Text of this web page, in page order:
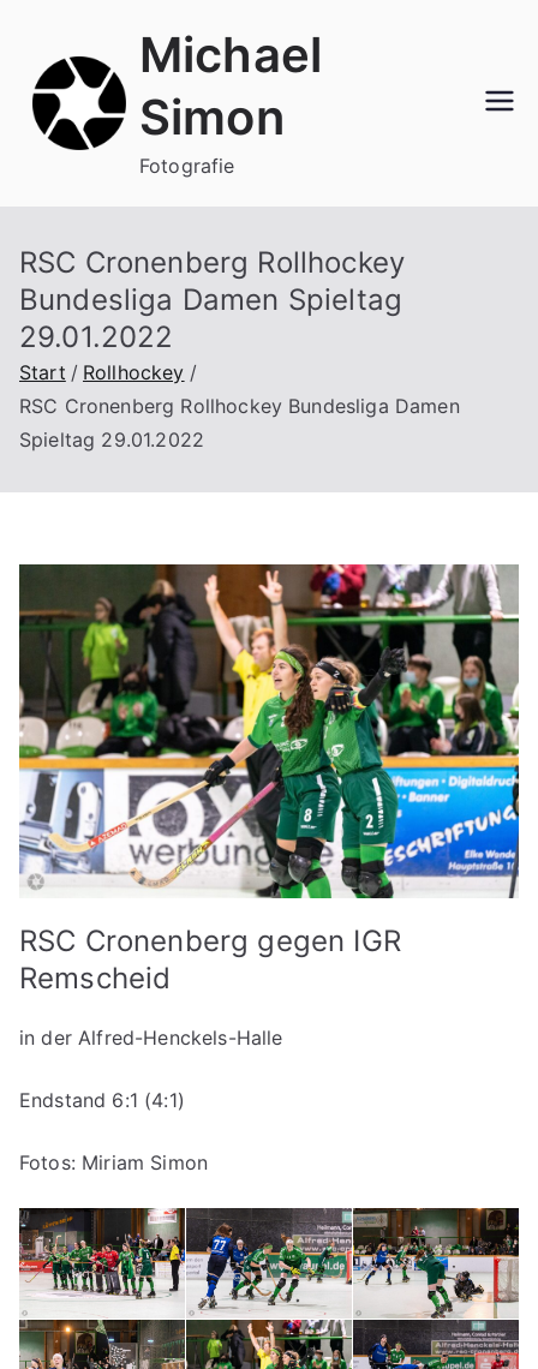
springen
Michael
Simon
Fotografie
RSC Cronenberg Rollhockey
Bundesliga Damen Spieltag
29.01.2022
Start
Rollhockey
RSC Cronenberg Rollhockey Bundesliga Damen
Spieltag 29.01.2022
RSC Cronenberg gegen IGR
Remscheid
in der Alfred-Henckels-Halle
Endstand 6:1 (4:1)
Fotos: Miriam Simon